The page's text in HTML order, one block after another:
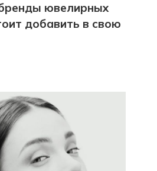
ювелирных
добавить в свою